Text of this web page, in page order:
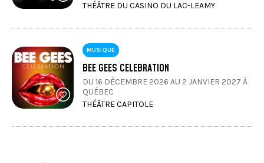
THÉÂTRE DU CASINO DU LAC-LEAMY
MUSIQUE
BEE GEES CELEBRATION
DU 16 DÉCEMBRE 2026 AU 2 JANVIER 2027 À
QUÉBEC
THÉÂTRE CAPITOLE